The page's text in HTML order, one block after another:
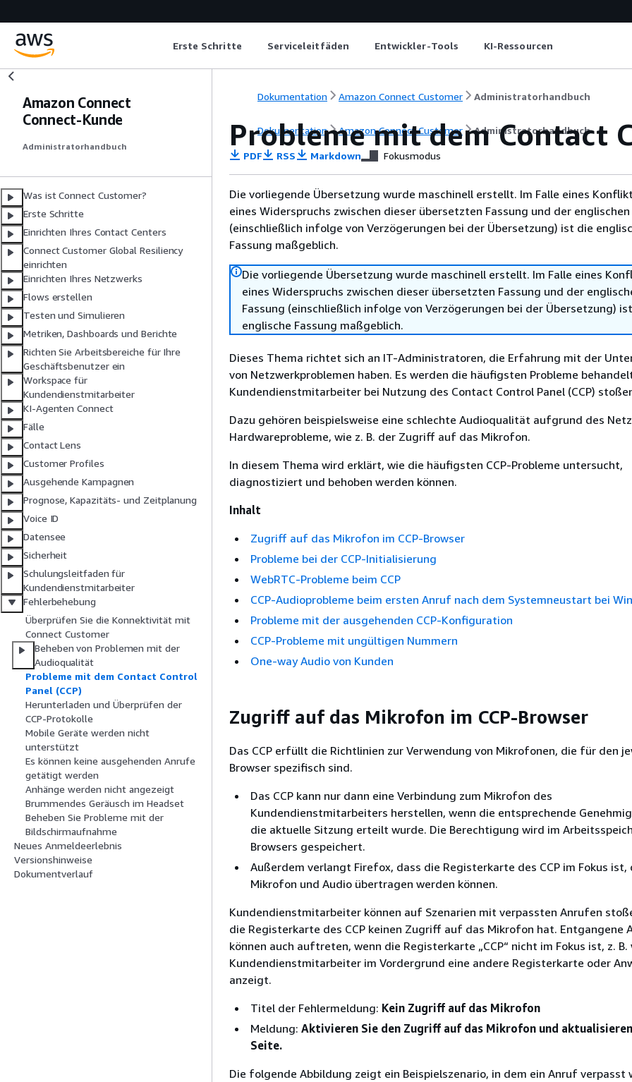
Erste Schritte Serviceleitfäden Entwickler-Tools KI-Ressourcen
Amazon Connect
Connect-Kunde
Administratorhandbuch
Was ist Connect Customer?
Erste Schritte
Einrichten Ihres Contact Centers
Connect Customer Global Resiliency
einrichten
Einrichten Ihres Netzwerks
Flows erstellen
Testen und Simulieren
Metriken, Dashboards und Berichte
Richten Sie Arbeitsbereiche für Ihre
Geschäftsbenutzer ein
Workspace für
Kundendienstmitarbeiter
KI-Agenten Connect
Fälle
Contact Lens
Customer Profiles
Ausgehende Kampagnen
Prognose, Kapazitäts- und Zeitplanung
Voice ID
Datensee
Sicherheit
Schulungsleitfaden für
Kundendienstmitarbeiter
Fehlerbehebung
Überprüfen Sie die Konnektivität mit
Connect Customer
Beheben von Problemen mit der
Audioqualität
Probleme mit dem Contact Control
Panel (CCP)
Herunterladen und Überprüfen der
CCP-Protokolle
Mobile Geräte werden nicht
unterstützt
Es können keine ausgehenden Anrufe
getätigt werden
Anhänge werden nicht angezeigt
Brummendes Geräusch im Headset
Beheben Sie Probleme mit der
Bildschirmaufnahme
Neues Anmeldeerlebnis
Versionshinweise
Dokumentverlauf
Dokumentation Amazon Connect Customer Administratorhandbuch
Dokumentation Amazon Connect Customer Administratorhandbuch
Probleme mit dem Contact
PDF RSS Markdown Fokusmodus
Die vorliegende Übersetzung wurde maschinell erstellt. Im Falle eines
eines Widerspruchs zwischen dieser übersetzten Fassung und der englischen
(einschließlich infolge von Verzögerungen bei der Übersetzung) ist die
Fassung maßgeblich.
Die vorliegende Übersetzung wurde maschinell erstellt. Im Falle eines
eines Widerspruchs zwischen dieser übersetzten Fassung und der
Fassung (einschließlich infolge von Verzögerungen bei der Übersetzung)
englische Fassung maßgeblich.
Dieses Thema richtet sich an IT-Administratoren, die Erfahrung mit der
von Netzwerkproblemen haben. Es werden die häufigsten Probleme
Kundendienstmitarbeiter bei Nutzung des Contact Control Panel (CCP)
Dazu gehören beispielsweise eine schlechte Audioqualität aufgrund des
Hardwareprobleme, wie z. B. der Zugriff auf das Mikrofon.
In diesem Thema wird erklärt, wie die häufigsten CCP-Probleme untersucht,
diagnostiziert und behoben werden können.
Inhalt
Zugriff auf das Mikrofon im CCP-Browser
Probleme bei der CCP-Initialisierung
WebRTC-Probleme beim CCP
CCP-Audioprobleme beim ersten Anruf nach dem Systemneustart bei
Probleme mit der ausgehenden CCP-Konfiguration
CCP-Probleme mit ungültigen Nummern
One-way Audio von Kunden
Zugriff auf das Mikrofon im CCP-Browser
Das CCP erfüllt die Richtlinien zur Verwendung von Mikrofonen, die für den
Browser spezifisch sind.
Das CCP kann nur dann eine Verbindung zum Mikrofon des
Kundendienstmitarbeiters herstellen, wenn die entsprechende
die aktuelle Sitzung erteilt wurde. Die Berechtigung wird im
Browsers gespeichert.
Außerdem verlangt Firefox, dass die Registerkarte des CCP im Fokus
Mikrofon und Audio übertragen werden können.
Kundendienstmitarbeiter können auf Szenarien mit verpassten Anrufen
die Registerkarte des CCP keinen Zugriff auf das Mikrofon hat. Entgangene
können auch auftreten, wenn die Registerkarte „CCP“ nicht im Fokus ist, z. B.
Kundendienstmitarbeiter im Vordergrund eine andere Registerkarte oder
anzeigt.
Titel der Fehlermeldung: Kein Zugriff auf das Mikrofon
Meldung: Aktivieren Sie den Zugriff auf das Mikrofon und
Seite.
Die folgende Abbildung zeigt ein Beispielszenario, in dem ein Anruf verpasst